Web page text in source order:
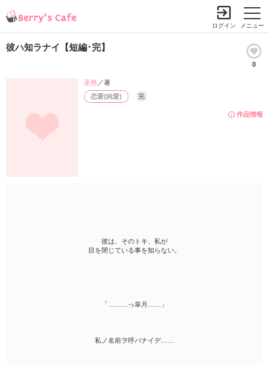
メニュー
ログイン
彼ハ知ラナイ【短編･完】
0
作品情報
恋愛(純愛) 完
巫慈／著
彼は、そのトキ、私が
目を閉じている事を知らない。
「………っ皐月……」
私ノ名前ヲ呼バナイデ……